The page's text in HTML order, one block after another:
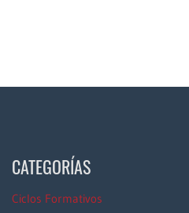
CATEGORÍAS
Ciclos Formativos